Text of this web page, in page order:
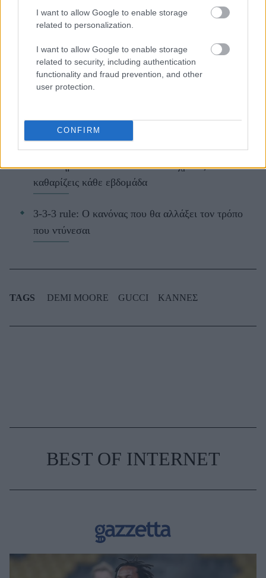
I want to allow Google to enable storage
related to personalization.
I want to allow Google to enable storage
related to security, including authentication
functionality and fraud prevention, and other
user protection.
CONFIRM
ΔΙΑΒΑΖΟΝΤΑΙ ΤΩΡΑ
Οι μαμάκηδες του ζωδιακού: Αυτά τα ζώδια είναι
συνήθως κολλημένα στη μαμά τους
Τα 6 σημεία του σπιτιού που δεν χρειάζεται να
καθαρίζεις κάθε εβδομάδα
3-3-3 rule: Ο κανόνας που θα αλλάξει τον τρόπο
που ντύνεσαι
TAGS DEMI MOORE GUCCI ΚΑΝΝΕΣ
BEST OF INTERNET